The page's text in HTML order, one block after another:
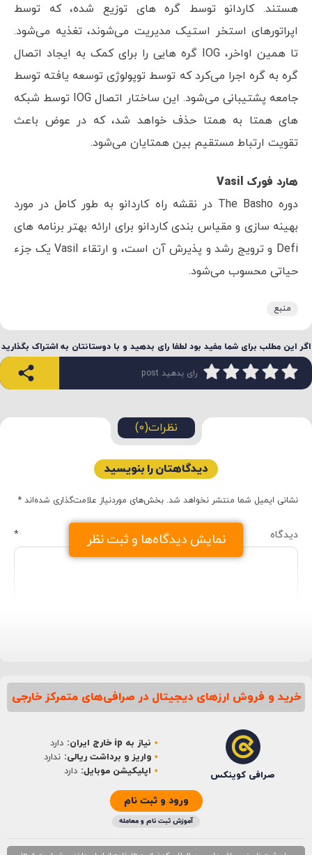
هستند. کاردانو توسط گره های توزیع شده، که توسط
اپراتورهای استخر استیک مدیریت می‌شوند، تغذیه می‌شود.
تا همین اواخر، IOG گره هایی را برای کمک به ایجاد اتصال
گره به گره اجرا می‌کرد که توسط توپولوژی توسعه یافته توسط
جامعه پشتیبانی می‌شود. این ساختار اتصال IOG توسط شبکه
های همتا به همتا حذف خواهد شد، که در عوض باعث
تقویت ارتباط مستقیم بین همتایان می‌شود.
هارد فورک Vasil
دوره The Basho در نقشه راه کاردانو به طور کامل در مورد
بهینه سازی و مقیاس بندی کاردانو برای ارائه بهتر برنامه های
Defi و ترویج رشد و پذیرش آن است، و ارتقاء Vasil یک جزء
حیاتی محسوب می‌شود.
منبع
اگر این مطلب برای شما مفید بود لطفا رای بدهید و با دوستانتان به اشتراک بگذارید
رای بدهید post
نمایش دیدگاه‌ها و ثبت نظر
نظرات(0)
دیدگاهتان را بنویسید
نشانی ایمیل شما منتشر نخواهد شد. بخش‌های موردنیاز علامت‌گذاری شده‌اند *
دیدگاه *
نام*
خرید و فروش ارزهای دیجیتال در صرافی‌های متمرکز خارجی
صرافی کوینکس
نیاز به ip خارج ایران:
دارد
واریز و برداشت ریالی: ندارد
اپلیکیشن موبایل: دارد
ورود و ثبت نام
آموزش ثبت نام و معامله